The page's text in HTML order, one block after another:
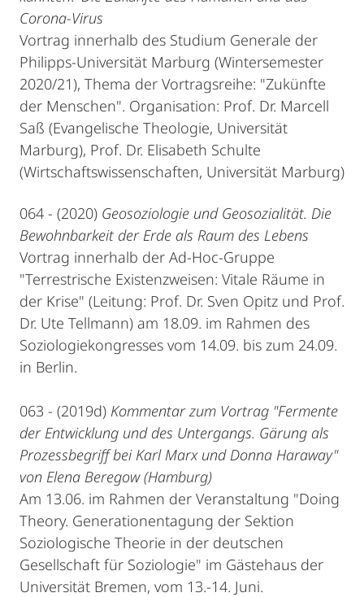
Corona-Virus
Vortrag innerhalb des Studium Generale der
Philipps-Universität Marburg (Wintersemester
2020/21), Thema der Vortragsreihe: "Zukünfte
der Menschen". Organisation: Prof. Dr. Marcell
Saß (Evangelische Theologie, Universität
Marburg), Prof. Dr. Elisabeth Schulte
(Wirtschaftswissenschaften, Universität Marburg)
064 - (2020) Geosoziologie und Geosozialität. Die
Bewohnbarkeit der Erde als Raum des Lebens
Vortrag innerhalb der Ad-Hoc-Gruppe
"Terrestrische Existenzweisen: Vitale Räume in
der Krise" (Leitung: Prof. Dr. Sven Opitz und Prof.
Dr. Ute Tellmann) am 18.09. im Rahmen des
Soziologiekongresses vom 14.09. bis zum 24.09.
in Berlin.
063 - (2019d) Kommentar zum Vortrag "Fermente
der Entwicklung und des Untergangs. Gärung als
Prozessbegriff bei Karl Marx und Donna Haraway"
von Elena Beregow (Hamburg)
Am 13.06. im Rahmen der Veranstaltung "Doing
Theory. Generationentagung der Sektion
Soziologische Theorie in der deutschen
Gesellschaft für Soziologie" im Gästehaus der
Universität Bremen, vom 13.-14. Juni.